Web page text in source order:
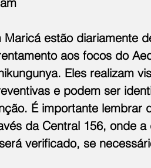
estão diariamente
aos focos do
Eles realizam
e podem ser
É importante lembrar
da Central 156, onde
verificado, se